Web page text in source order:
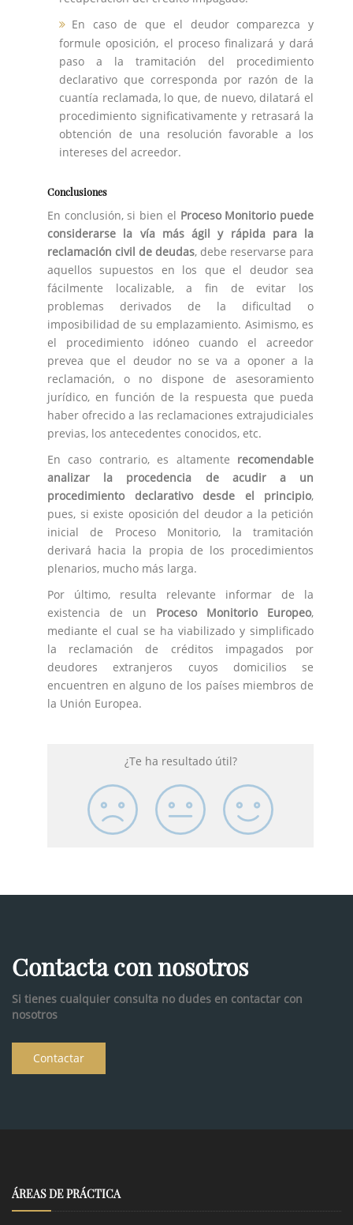
En caso de que el deudor comparezca y
formule oposición, el proceso finalizará y dará
paso a la tramitación del procedimiento
declarativo que corresponda por razón de la
cuantía reclamada, lo que, de nuevo, dilatará el
procedimiento significativamente y retrasará la
obtención de una resolución favorable a los
intereses del acreedor.
Conclusiones
En conclusión, si bien el Proceso Monitorio puede
considerarse la vía más ágil y rápida para la
reclamación civil de deudas, debe reservarse para
aquellos supuestos en los que el deudor sea
fácilmente localizable, a fin de evitar los
problemas derivados de la dificultad o
imposibilidad de su emplazamiento. Asimismo, es
el procedimiento idóneo cuando el acreedor
prevea que el deudor no se va a oponer a la
reclamación, o no dispone de asesoramiento
jurídico, en función de la respuesta que pueda
haber ofrecido a las reclamaciones extrajudiciales
previas, los antecedentes conocidos, etc.
En caso contrario, es altamente recomendable
analizar la procedencia de acudir a un
procedimiento declarativo desde el principio,
pues, si existe oposición del deudor a la petición
inicial de Proceso Monitorio, la tramitación
derivará hacia la propia de los procedimientos
plenarios, mucho más larga.
Por último, resulta relevante informar de la
existencia de un Proceso Monitorio Europeo,
mediante el cual se ha viabilizado y simplificado
la reclamación de créditos impagados por
deudores extranjeros cuyos domicilios se
encuentren en alguno de los países miembros de
la Unión Europea.
¿Te ha resultado útil?
Contacta con nosotros
Si tienes cualquier consulta no dudes en contactar con
nosotros
Contactar
ÁREAS DE PRÁCTICA